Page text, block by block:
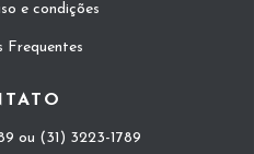
e condições
Frequentes
ou (31) 3223-1789